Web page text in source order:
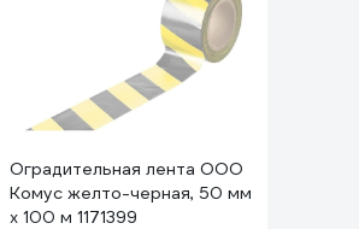
Оградительная лента ООО
Комус желто-черная, 50 мм
х 100 м 1171399